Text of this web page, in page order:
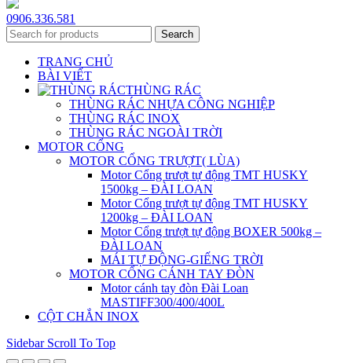
0906.336.581
Search
TRANG CHỦ
BÀI VIẾT
THÙNG RÁC
THÙNG RÁC NHỰA CÔNG NGHIỆP
THÙNG RÁC INOX
THÙNG RÁC NGOÀI TRỜI
MOTOR CỔNG
MOTOR CỔNG TRƯỢT( LÙA)
Motor Cổng trượt tự động TMT HUSKY
1500kg – ĐÀI LOAN
Motor Cổng trượt tự động TMT HUSKY
1200kg – ĐÀI LOAN
Motor Cổng trượt tự động BOXER 500kg –
ĐÀI LOAN
MÁI TỰ ĐỘNG-GIẾNG TRỜI
MOTOR CỔNG CÁNH TAY ĐÒN
Motor cánh tay đòn Đài Loan
MASTIFF300/400/400L
CỘT CHẮN INOX
Sidebar Scroll To Top